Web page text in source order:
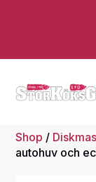
Shop /
autohuv och